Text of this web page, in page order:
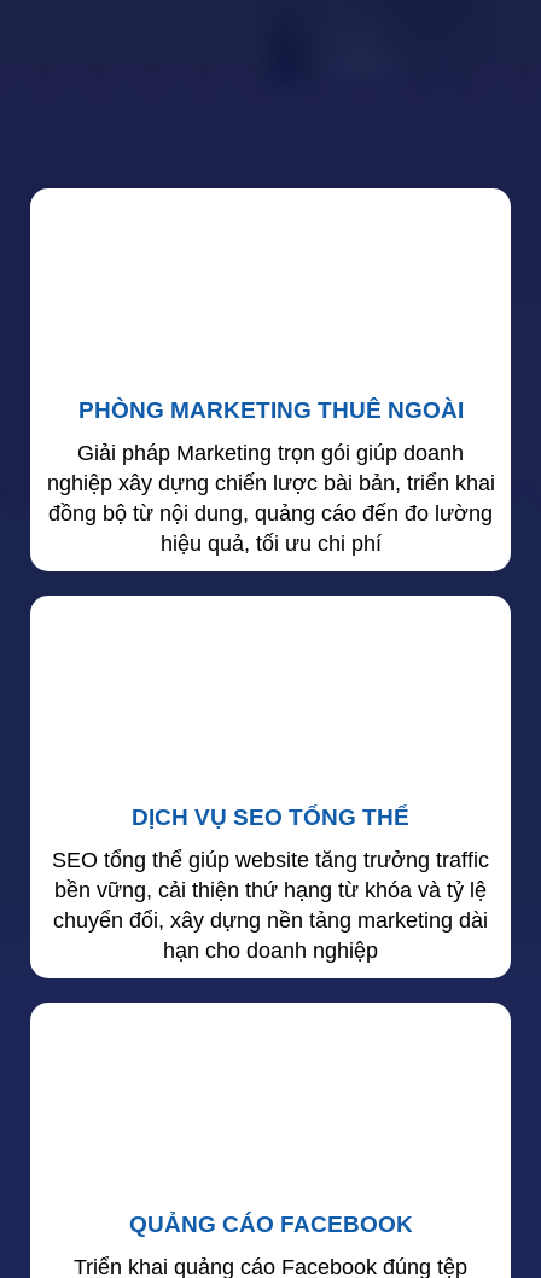
PHÒNG MARKETING THUÊ NGOÀI
Giải pháp Marketing trọn gói giúp doanh
nghiệp xây dựng chiến lược bài bản, triển khai
đồng bộ từ nội dung, quảng cáo đến đo lường
hiệu quả, tối ưu chi phí
DỊCH VỤ SEO TỔNG THỂ
SEO tổng thể giúp website tăng trưởng traffic
bền vững, cải thiện thứ hạng từ khóa và tỷ lệ
chuyển đổi, xây dựng nền tảng marketing dài
hạn cho doanh nghiệp
QUẢNG CÁO FACEBOOK
Triển khai quảng cáo Facebook đúng tệp